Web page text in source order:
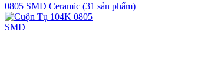
0805 SMD Ceramic (31 sản phẩm)